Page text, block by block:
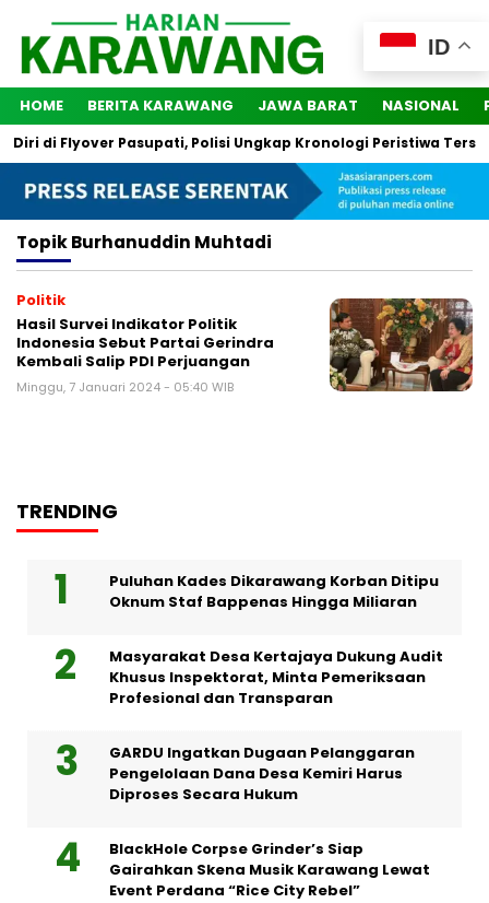
HOME BERITA KARAWANG JAWA BARAT NASIONAL
di Flyover Pasupati, Polisi Ungkap Kronologi Peristiwa
TopikBurhanuddin Muhtadi
Politik
Hasil Survei Indikator Politik
Indonesia Sebut Partai Gerindra
Kembali Salip PDI Perjuangan
Minggu, 7 Januari 2024 - 05:40 WIB
TRENDING
Puluhan Kades Dikarawang Korban Ditipu
Oknum Staf Bappenas Hingga Miliaran
Masyarakat Desa Kertajaya Dukung Audit
Khusus Inspektorat, Minta Pemeriksaan
Profesional dan Transparan
GARDU Ingatkan Dugaan Pelanggaran
Pengelolaan Dana Desa Kemiri Harus
Diproses Secara Hukum
BlackHole Corpse Grinder’s Siap
Gairahkan Skena Musik Karawang Lewat
Event Perdana “Rice City Rebel”
ID